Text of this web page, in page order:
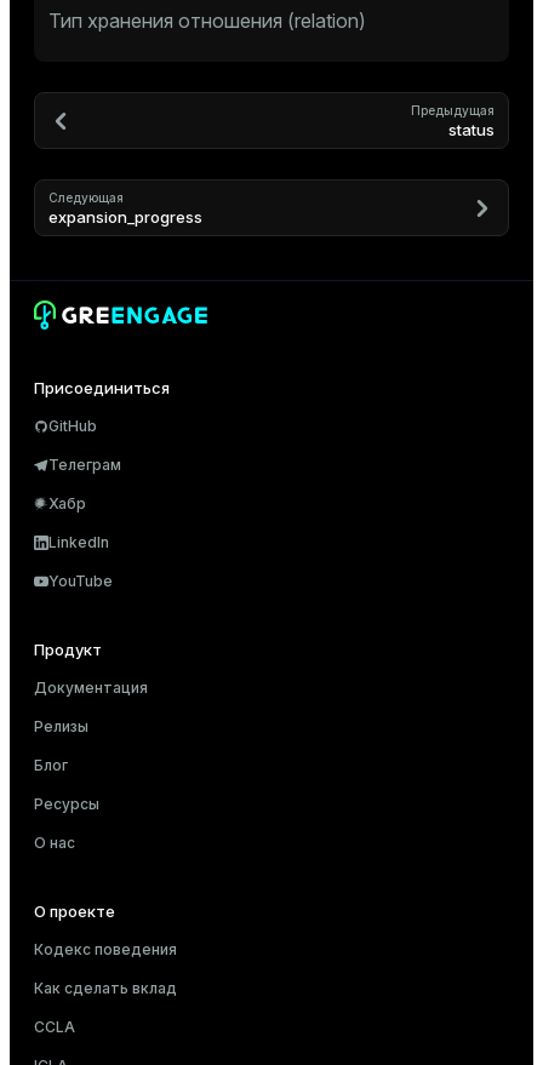
Тип хранения отношения (relation)
Предыдущая
status
Следующая
expansion_progress
Присоединиться
GitHub
Телеграм
Хабр
LinkedIn
YouTube
Продукт
Документация
Релизы
Блог
Ресурсы
О нас
О проекте
Кодекс поведения
Как сделать вклад
CCLA